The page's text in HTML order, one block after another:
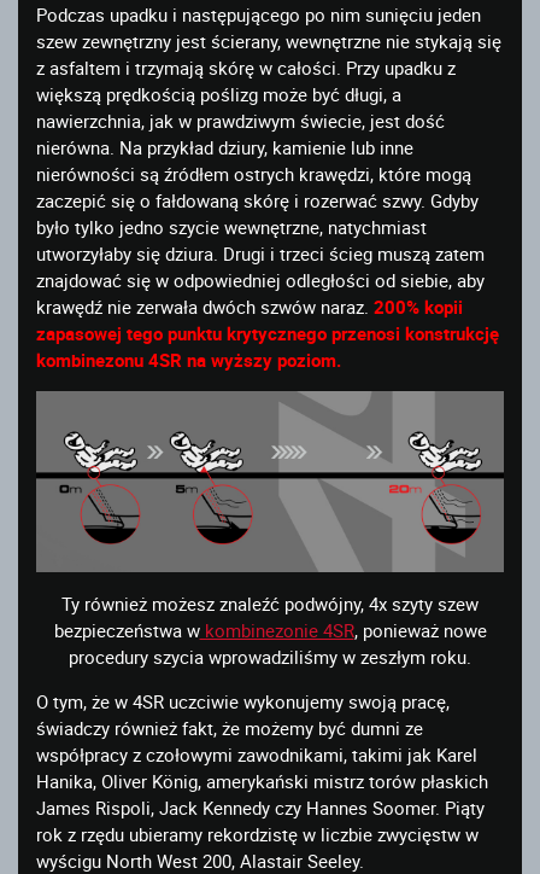
Podczas upadku i następującego po nim sunięciu jeden
szew zewnętrzny jest ścierany, wewnętrzne nie stykają się
z asfaltem i trzymają skórę w całości. Przy upadku z
większą prędkością poślizg może być długi, a
nawierzchnia, jak w prawdziwym świecie, jest dość
nierówna. Na przykład dziury, kamienie lub inne
nierówności są źródłem ostrych krawędzi, które mogą
zaczepić się o fałdowaną skórę i rozerwać szwy. Gdyby
było tylko jedno szycie wewnętrzne, natychmiast
utworzyłaby się dziura. Drugi i trzeci ścieg muszą zatem
znajdować się w odpowiedniej odległości od siebie, aby
krawędź nie zerwała dwóch szwów naraz. 200% kopii
zapasowej tego punktu krytycznego przenosi konstrukcję
kombinezonu 4SR na wyższy poziom.
Ty również możesz znaleźć podwójny, 4x szyty szew
bezpieczeństwa wkombinezonie 4SR, ponieważ nowe
procedury szycia wprowadziliśmy w zeszłym roku.
O tym, że w 4SR uczciwie wykonujemy swoją pracę,
świadczy również fakt, że możemy być dumni ze
współpracy z czołowymi zawodnikami, takimi jak Karel
Hanika, Oliver König, amerykański mistrz torów płaskich
James Rispoli, Jack Kennedy czy Hannes Soomer. Piąty
rok z rzędu ubieramy rekordzistę w liczbie zwycięstw w
wyścigu North West 200, Alastair Seeley.